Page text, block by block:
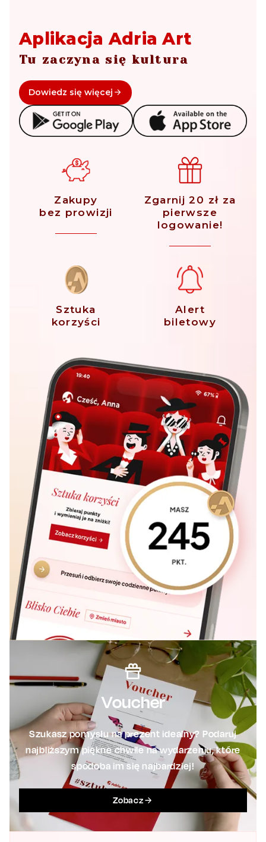
Aplikacja Adria Art
Tu zaczyna się kultura
Dowiedz się więcej
Zakupy
bez prowizji
Zgarnij 20 zł za
pierwsze
logowanie!
Sztuka
korzyści
Alert
biletowy
Voucher
Szukasz pomysłu na prezent idealny? Podaruj
najbliższym piękne chwile na wydarzeniu, które
spodoba im się najbardziej!
Zobacz